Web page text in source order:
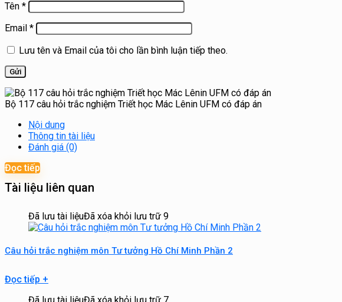
Tên *
Email *
Lưu tên và Email của tôi cho lần bình luận tiếp theo.
Bộ 117 câu hỏi trắc nghiệm Triết học Mác Lênin UFM có đáp án
Nội dung
Thông tin tài liệu
Đánh giá (0)
Đọc tiếp
Tài liệu liên quan
Đã lưu tài liệuĐã xóa khỏi lưu trữ 9
Câu hỏi trắc nghiệm môn Tư tưởng Hồ Chí Minh Phần 2
Đọc tiếp +